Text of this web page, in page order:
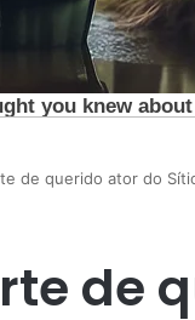
de querido ator do
de